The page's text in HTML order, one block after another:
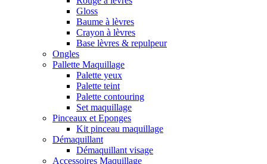
Gloss
Baume à lèvres
Crayon à lèvres
Base lèvres & repulpeur
Ongles
Pallette Maquillage
Palette yeux
Palette teint
Palette contouring
Set maquillage
Pinceaux et Eponges
Kit pinceau maquillage
Démaquillant
Démaquillant visage
Accessoires Maquillage